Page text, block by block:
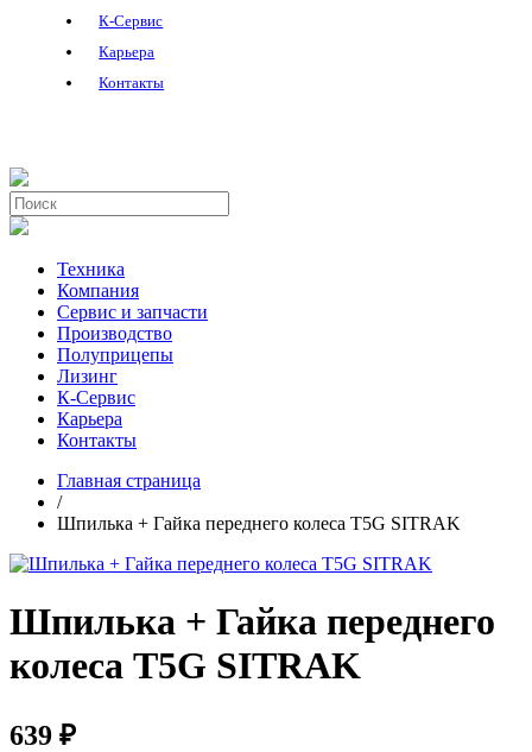
К-Сервис
Карьера
Контакты
Техника
Компания
Сервис и запчасти
Производство
Полуприцепы
Лизинг
К-Сервис
Карьера
Контакты
Главная страница
/
Шпилька + Гайка переднего колеса Т5G SITRAK
Шпилька + Гайка переднего
колеса Т5G SITRAK
639 ₽